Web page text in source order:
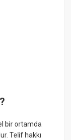
bir ortamda
Telif hakkı